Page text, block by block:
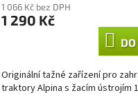
1 066 Kč bez DPH
1 290 Kč
Originální tažné zařízení pro
traktory Alpina s žacím ústrojím